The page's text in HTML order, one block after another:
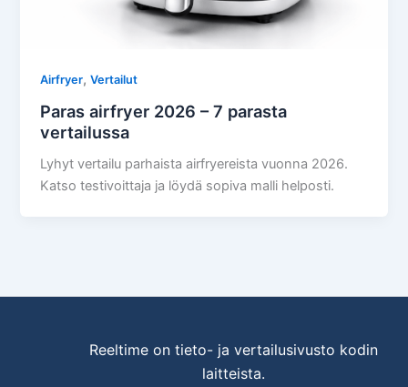
Airfryer,Vertailut
Paras airfryer 2026 – 7 parasta
vertailussa
Lyhyt vertailu parhaista airfryereista vuonna 2026.
Katso testivoittaja ja löydä sopiva malli helposti.
Reeltime on tieto- ja vertailusivusto kodin
laitteista.